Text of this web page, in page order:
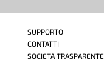
SUPPORTO
CONTATTI
SOCIETÀ TRASPARENTE